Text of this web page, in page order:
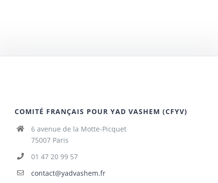
COMITÉ FRANÇAIS POUR YAD VASHEM (CFYV)
6 avenue de la Motte-Picquet
75007 Paris
01 47 20 99 57
contact@yadvashem.fr